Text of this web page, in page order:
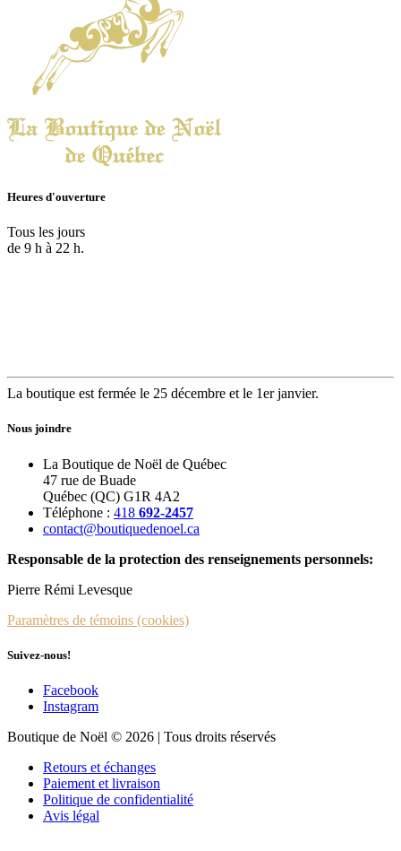
Heures d'ouverture
Tous les jours
de 9 h à 22 h.
La boutique est fermée le 25 décembre et le 1er janvier.
Nous joindre
La Boutique de Noël de Québec
47 rue de Buade
Québec (QC) G1R 4A2
Téléphone : 418 692-2457
contact@boutiquedenoel.ca
Responsable de la protection des renseignements personnels:
Pierre Rémi Levesque
Paramètres de témoins (cookies)
Suivez-nous!
Facebook
Instagram
Boutique de Noël © 2026 | Tous droits réservés
Retours et échanges
Paiement et livraison
Politique de confidentialité
Avis légal